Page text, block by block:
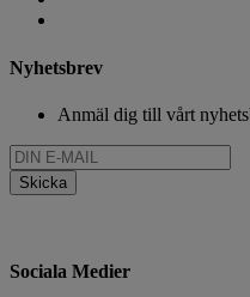
Nyhetsbrev
Anmäl dig till vårt
Sociala Medier